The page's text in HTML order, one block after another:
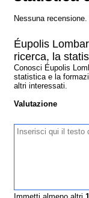
Nessuna
Éupolis
ricerca, la
Conosci Éupolis
statistica e la
altri interessati.
Valutazione